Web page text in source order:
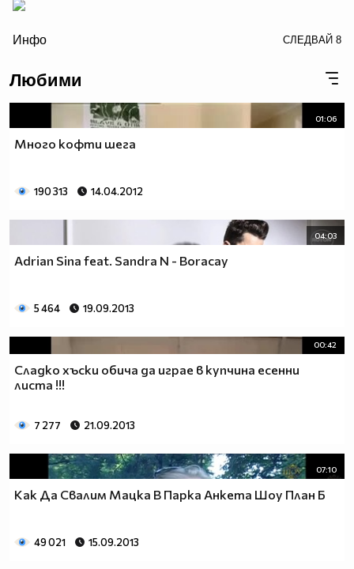
1% от населението МРАЗИ Аниметата.Ако ти си от тези
Анимето е игрален филм под формата на сериал,
Единствената разлика между игралните сериали и
тази теза, може да копнеш това в профилчето си
фен на аниметата ще умра,
Инфо СЛЕДВАЙ 8
Любими
01:06
Много кофти шега
190 313 14.04.2012
04:03
Adrian Sina feat. Sandra N - Boracay
5 464 19.09.2013
00:42
Сладко хъски обича да играе в купчина есенни
листа !!!
7 277 21.09.2013
07:10
Как Да Свалим Мацка В Парка Анкета Шоу План Б
49 021 15.09.2013